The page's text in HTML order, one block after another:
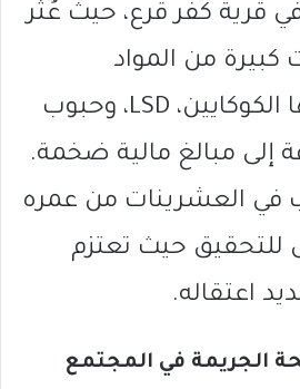
قرية كفر قرع، حيث عُثر
كبيرة من المواد
المخدرة، من بينها الكوكايين، LSD، وحبوب
إلى مبالغ مالية ضخمة.
في العشرينات من عمره
للتحقيق حيث تعتزم
اعتقاله.
الجريمة في المجتمع